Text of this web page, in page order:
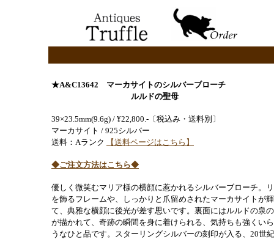
★A&C13642
マーカサイトのシルバーブローチ
ルルドの聖母
39×23.5mm(9.6g) / ¥22,800.-〔税込み・送料別〕
マーカサイト / 925シルバー
送料：Aランク
【送料ページはこちら】
◆ご注文方法はこちら◆
優しく微笑むマリア様の横顔に惹かれるシルバーブローチ。
を飾るフレームや、しっかりと爪留めされたマーカサイトが
て、典雅な横顔に後光が差す思いです。裏面にはルルドの泉
が描かれて、奇跡の瞬間を身に着けられる、気持ちも強くい
うなひと品です。スターリングシルバーの刻印が入る、20世